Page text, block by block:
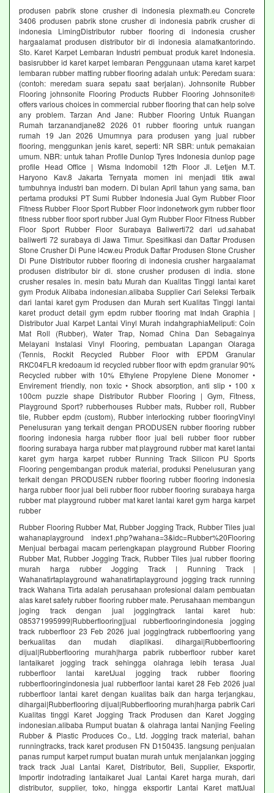
produsen pabrik stone crusher di indonesia plexmath.eu Concrete
3406 produsen pabrik stone crusher di indonesia pabrik crusher di
indonesia LimingDistributor rubber flooring di indonesia crusher
hargaalamat produsen distributor bir di indonesia alamatkantorindo.
Sto. Karet Karpet Lembaran Industri pembuat produk karet Indonesia.
basisrubber id karet karpet lembaran Penggunaan utama karet karpet
lembaran rubber matting rubber flooring adalah untuk: Peredam suara:
(contoh: meredam suara sepatu saat berjalan). Johnsonite Rubber
Flooring johnsonite Flooring Products Rubber Flooring Johnsonite®
offers various choices in commercial rubber flooring that can help solve
any problem. Tarzan And Jane: Rubber Flooring Untuk Ruangan
Rumah tarzanandjane82 2026 01 rubber flooring untuk ruangan
rumah 19 Jan 2026 Umumnya para produsen yang jual rubber
flooring, menggunkan jenis karet, seperti: NR SBR: untuk pemakaian
umum. NBR: untuk tahan Profile Dunlop Tyres Indonesia dunlop page
profile Head Office | Wisma Indomobil 12th Floor Jl. Letjen M.T.
Haryono Kav.8 Jakarta Ternyata momen ini menjadi titik awal
tumbuhnya industri ban modern. Di bulan April tahun yang sama, ban
pertama produksi PT Sumi Rubber Indonesia Jual Gym Rubber Floor
Fitness Rubber Floor Sport Rubber Floor indonetwork gym rubber floor
fitness rubber floor sport rubber Jual Gym Rubber Floor Fitness Rubber
Floor Sport Rubber Floor Surabaya Baliwerti72 dari ud.sahabat
baliwerti 72 surabaya di Jawa Timur. Spesifikasi dan Daftar Produsen
Stone Crusher Di Pune l4cw.eu Produk Daftar Produsen Stone Crusher
Di Pune Distributor rubber flooring di indonesia crusher hargaalamat
produsen distributor bir di. stone crusher produsen di india. stone
crusher resales in. mesin batu Murah dan Kualitas Tinggi lantai karet
gym Produk Alibaba indonesian.alibaba Supplier Cari Seleksi Terbaik
dari lantai karet gym Produsen dan Murah sert Kualitas Tinggi lantai
karet product detail gym epdm rubber flooring mat Indah Graphia |
Distributor Jual Karpet Lantai Vinyl Murah indahgraphiaMeliputi: Coin
Mat Roll (Rubber), Water Trap, Nomad China Dan Sebagainya
Melayani Instalasi Vinyl Flooring, pembuatan Lapangan Olaraga
(Tennis, Rockit Recycled Rubber Floor with EPDM Granular
RKC04FLR kredoaum id recycled rubber floor with epdm granular 90%
Recycled rubber with 10% Ethylene Propylene Diene Monomer •
Envirement friendly, non toxic • Shock absorption, anti slip • 100 x
100cm puzzle shape Distributor Rubber Flooring | Gym, Fitness,
Playground Sport? rubberhouses Rubber mats, Rubber roll, Rubber
tile, Rubber epdm (custom), Rubber interlocking rubber flooringVinyl
Penelusuran yang terkait dengan PRODUSEN rubber flooring rubber
flooring indonesia harga rubber floor jual beli rubber floor rubber
flooring surabaya harga rubber mat playground rubber mat karet lantai
karet gym harga karpet rubber Running Track Silicon PU Sports
Flooring pengembangan produk material, produksi Penelusuran yang
terkait dengan PRODUSEN rubber flooring rubber flooring indonesia
harga rubber floor jual beli rubber floor rubber flooring surabaya harga
rubber mat playground rubber mat karet lantai karet gym harga karpet
rubber
Rubber Flooring Rubber Mat, Rubber Jogging Track, Rubber Tiles jual
wahanaplayground index1.php?wahana=3&idc=Rubber%20Flooring
Menjual berbagai macam perlengkapan playground Rubber Flooring
Rubber Mat, Rubber Jogging Track, Rubber Tiles jual rubber flooring
murah harga rubber Jogging Track | Running Track |
Wahanatirtaplayground wahanatirtaplayground jogging track running
track Wahana Tirta adalah perusahaan profesional dalam pembuatan
alas karet safety rubber flooring rubber mate. Perusahaan membangun
joging track dengan jual joggingtrack lantai karet hub:
085371995999|Rubberflooring|jual rubberflooringindonesia jogging
track rubberfloor 23 Feb 2026 jual joggingtrack rubberflooring yang
berkualitas dan mudah diaplikasi. dihargai|Rubberflooring
dijual|Rubberflooring murah|harga pabrik rubberfloor rubber karet
lantaikaret jogging track sehingga olahraga lebih terasa Jual
rubberfloor lantai karetJual jogging track rubber flooring
rubberflooringindonesia jual rubberfloor lantai karet 28 Feb 2026 jual
rubberfloor lantai karet dengan kualitas baik dan harga terjangkau,
dihargai|Rubberflooring dijual|Rubberflooring murah|harga pabrik Cari
Kualitas tinggi Karet Jogging Track Produsen dan Karet Jogging
indonesian.alibaba Rumput buatan & olahraga lantai Nanjing Feeling
Rubber & Plastic Produces Co., Ltd. Jogging track material, bahan
runningtracks, track karet produsen FN D150435. langsung penjualan
panas rumput karpet rumput buatan murah untuk menjalankan jogging
track track Jual Lantai Karet, Distributor, Beli, Supplier, Eksportir,
Importir indotrading lantaikaret Jual Lantai Karet harga murah, dari
distributor, supplier, toko, hingga eksportir Lantai Karet mattJual